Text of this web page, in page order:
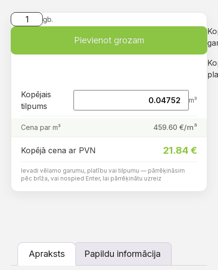
gb.
Pievienot grozam
Kopējais
tilpums
m³
Cena par m³ 459.60€/m³
Kopējā cena ar PVN 21.84€
Ievadi vēlamo garumu, platību vai tilpumu — pārrēķināsim
pēc brīža, vai nospied Enter, lai pārrēķinātu uzreiz
Apraksts Papildu informācija